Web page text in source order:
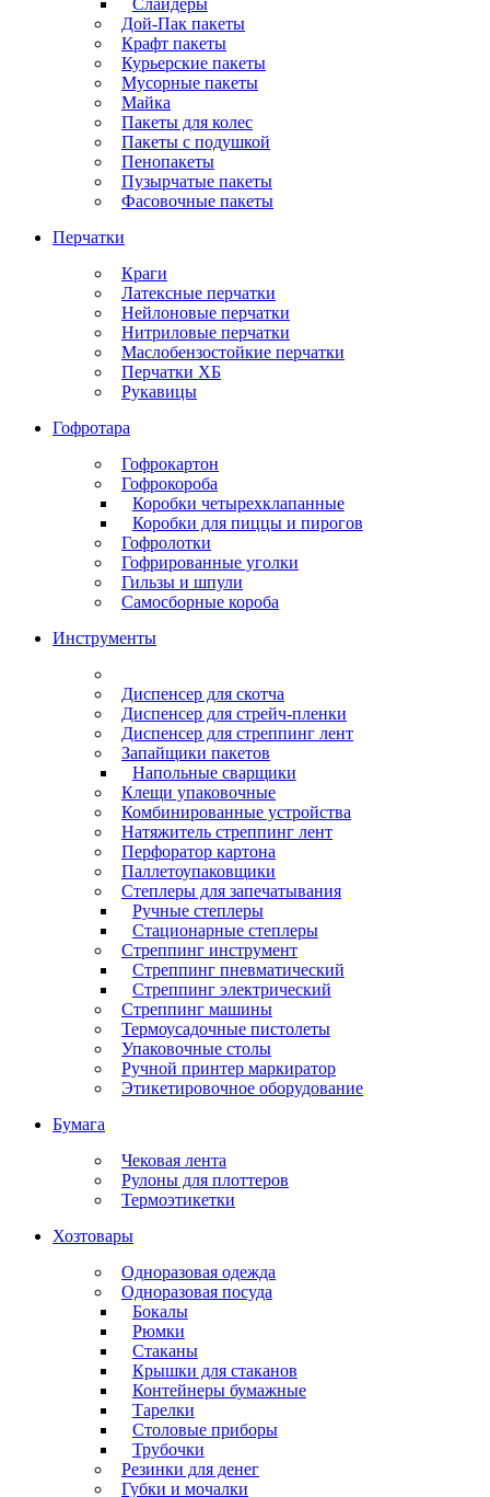
Слайдеры
Дой-Пак пакеты
Крафт пакеты
Курьерские пакеты
Мусорные пакеты
Майка
Пакеты для колес
Пакеты с подушкой
Пенопакеты
Пузырчатые пакеты
Фасовочные пакеты
Перчатки
Краги
Латексные перчатки
Нейлоновые перчатки
Нитриловые перчатки
Маслобензостойкие перчатки
Перчатки ХБ
Рукавицы
Гофротара
Гофрокартон
Гофрокороба
Коробки четырехклапанные
Коробки для пиццы и пирогов
Гофролотки
Гофрированные уголки
Гильзы и шпули
Самосборные короба
Инструменты
Диспенсер для скотча
Диспенсер для стрейч-пленки
Диспенсер для стреппинг лент
Запайщики пакетов
Напольные сварщики
Клещи упаковочные
Комбинированные устройства
Натяжитель стреппинг лент
Перфоратор картона
Паллетоупаковщики
Степлеры для запечатывания
Ручные степлеры
Стационарные степлеры
Стреппинг инструмент
Стреппинг пневматический
Стреппинг электрический
Стреппинг машины
Термоусадочные пистолеты
Упаковочные столы
Ручной принтер маркиратор
Этикетировочное оборудование
Бумага
Чековая лента
Рулоны для плоттеров
Термоэтикетки
Хозтовары
Одноразовая одежда
Одноразовая посуда
Бокалы
Рюмки
Стаканы
Крышки для стаканов
Контейнеры бумажные
Тарелки
Столовые приборы
Трубочки
Резинки для денег
Губки и мочалки